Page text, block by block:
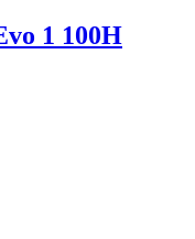
1 100H